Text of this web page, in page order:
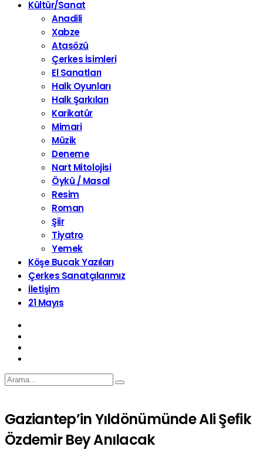
Kültür/Sanat
Anadili
Xabze
Atasözü
Çerkes İsimleri
El Sanatları
Halk Oyunları
Halk Şarkıları
Karikatür
Mimari
Müzik
Deneme
Nart Mitolojisi
Öykü / Masal
Resim
Roman
Şiir
Tiyatro
Yemek
Köşe Bucak Yazıları
Çerkes Sanatçılarımız
İletişim
21 Mayıs
Gaziantep’in Yıldönümünde Ali Şefik
Özdemir Bey Anılacak